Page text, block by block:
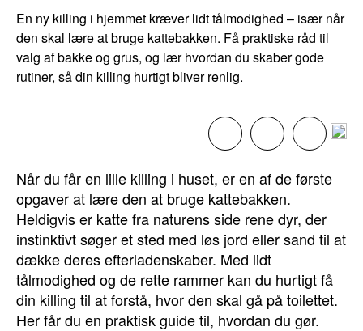
En ny killing i hjemmet kræver lidt tålmodighed – især når
den skal lære at bruge kattebakken. Få praktiske råd til
valg af bakke og grus, og lær hvordan du skaber gode
rutiner, så din killing hurtigt bliver renlig.
Når du får en lille killing i huset, er en af de første
opgaver at lære den at bruge kattebakken.
Heldigvis er katte fra naturens side rene dyr, der
instinktivt søger et sted med løs jord eller sand til at
dække deres efterladenskaber. Med lidt
tålmodighed og de rette rammer kan du hurtigt få
din killing til at forstå, hvor den skal gå på toilettet.
Her får du en praktisk guide til, hvordan du gør.